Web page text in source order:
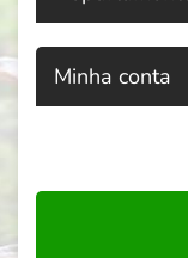
Minha conta